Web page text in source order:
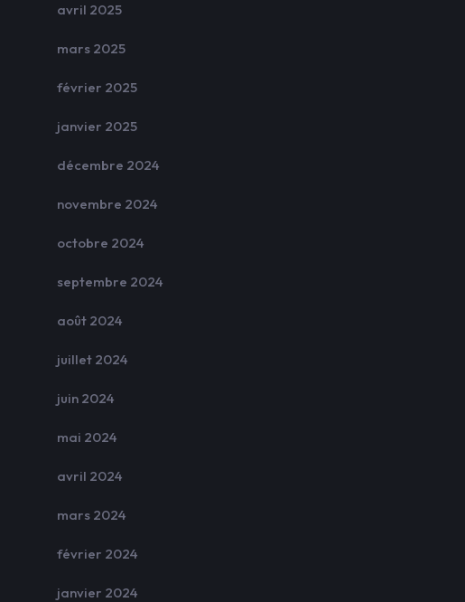
avril 2025
mars 2025
février 2025
janvier 2025
décembre 2024
novembre 2024
octobre 2024
septembre 2024
août 2024
juillet 2024
juin 2024
mai 2024
avril 2024
mars 2024
février 2024
janvier 2024